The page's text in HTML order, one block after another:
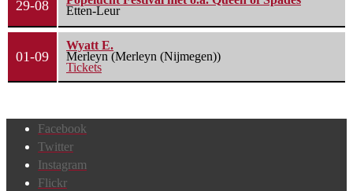
29-08
Etten-Leur
01-09
Wyatt E.
Merleyn (Merleyn (Nijmegen))
Tickets
Facebook
Twitter
Instagram
Flickr